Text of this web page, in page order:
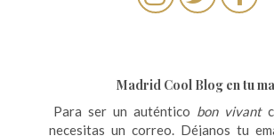
Madrid Cool Blog en tu
Para ser un auténtico bon vivant
necesitas un correo. Déjanos tu